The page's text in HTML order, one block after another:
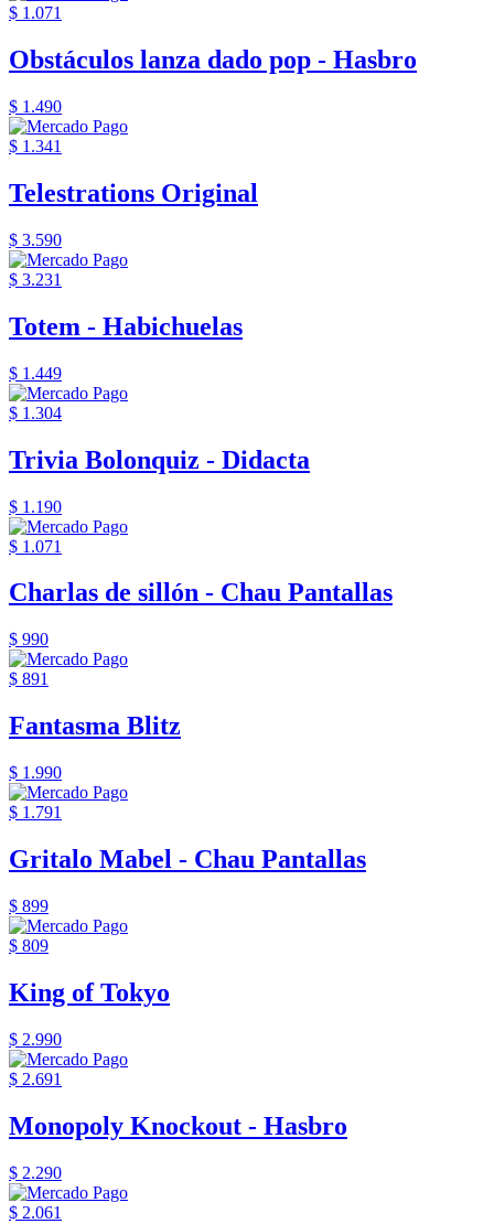
$ 1.071
Obstáculos lanza dado pop - Hasbro
$ 1.490
$ 1.341
Telestrations Original
$ 3.590
$ 3.231
Totem - Habichuelas
$ 1.449
$ 1.304
Trivia Bolonquiz - Didacta
$ 1.190
$ 1.071
Charlas de sillón - Chau Pantallas
$ 990
$ 891
Fantasma Blitz
$ 1.990
$ 1.791
Gritalo Mabel - Chau Pantallas
$ 899
$ 809
King of Tokyo
$ 2.990
$ 2.691
Monopoly Knockout - Hasbro
$ 2.290
$ 2.061